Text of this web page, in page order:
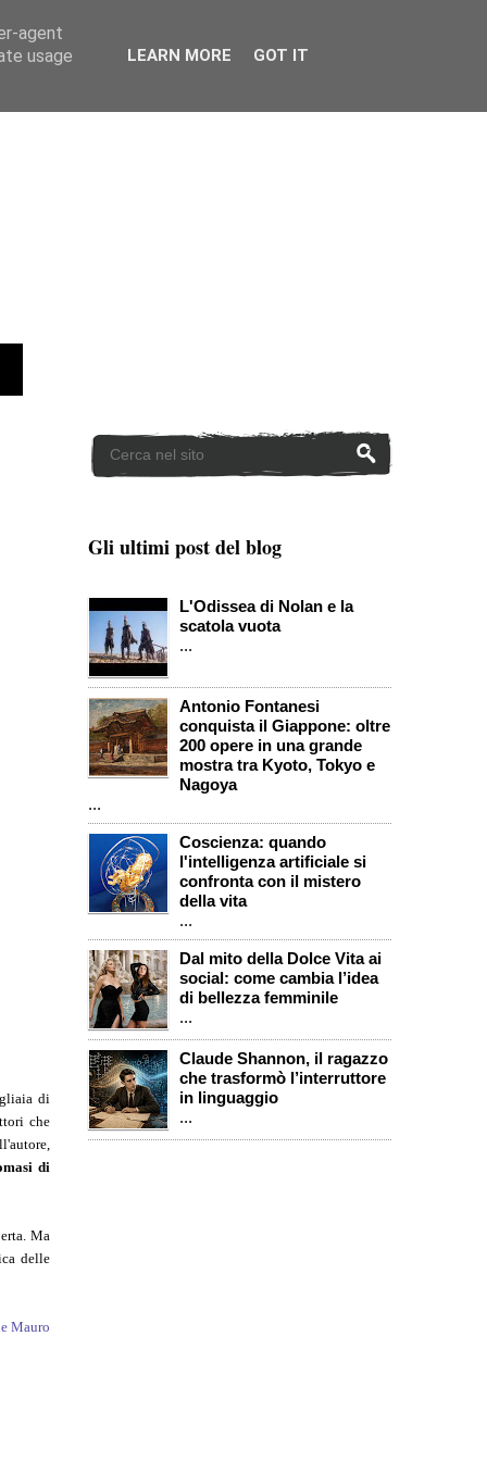
di
che
di
Ma
delle
Mauro
Gli ultimi post del blog
L'Odissea di Nolan e la
scatola vuota
...
Antonio Fontanesi
conquista il Giappone: oltre
200 opere in una grande
mostra tra Kyoto, Tokyo e
Nagoya
...
Coscienza: quando
l'intelligenza artificiale si
confronta con il mistero
della vita
...
Dal mito della Dolce Vita ai
social: come cambia l’idea
di bellezza femminile
...
Claude Shannon, il ragazzo
che trasformò l’interruttore
in linguaggio
...
agent
usage
LEARN MORE GOT IT